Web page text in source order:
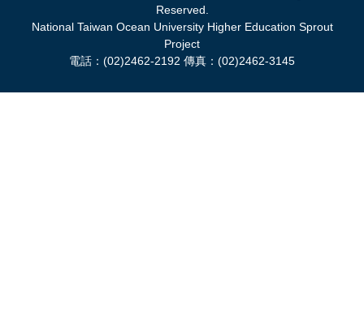
Reserved.
National Taiwan Ocean University Higher Education Sprout
Project
電話：(02)2462-2192 傳真：(02)2462-3145